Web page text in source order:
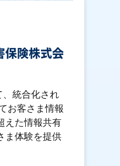
保険株式会
統合化され
お客さま情報
えた情報共有
ま体験を提供